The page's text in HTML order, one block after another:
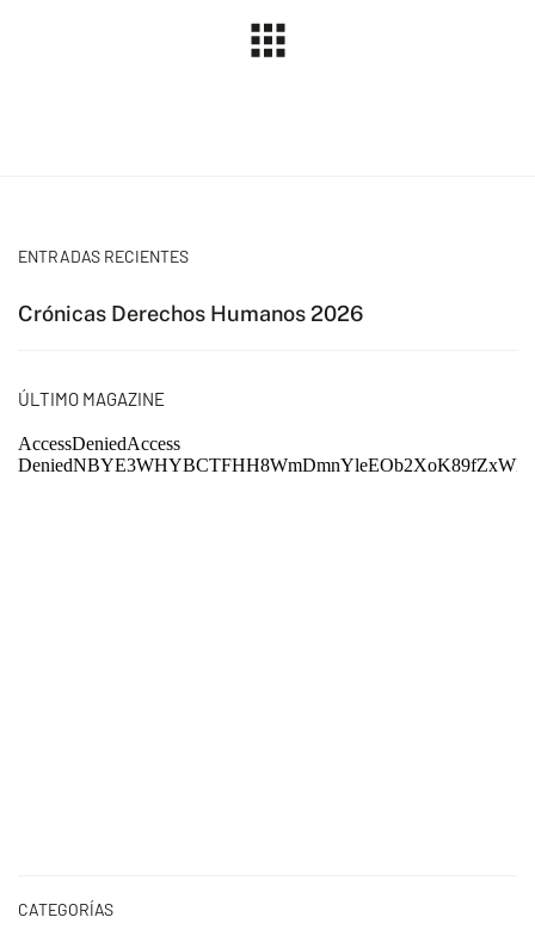
ENTRADAS RECIENTES
Crónicas Derechos Humanos 2026
ÚLTIMO MAGAZINE
CATEGORÍAS